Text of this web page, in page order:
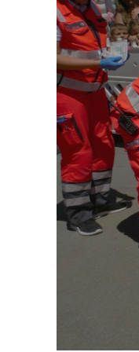
Name:
Anbieter:
Zweck:
Cookie Laufzeit: